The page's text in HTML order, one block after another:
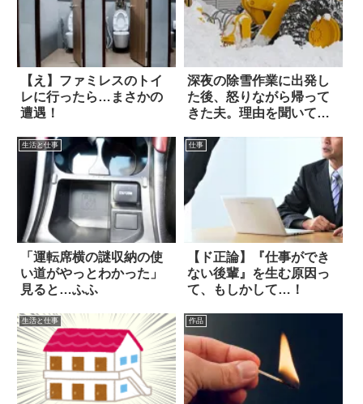
【え】ファミレスのトイ
レに行ったら…まさかの
遭遇！
深夜の除雪作業に出発し
た後、怒りながら帰って
きた夫。理由を聞いて愕
生活と仕事
「運転席横の謎収納の使
い道がやっとわかった」
見ると…ふふ
仕事
【ド正論】『仕事ができ
ない後輩』を生む原因っ
て、もしかして…！
生活と仕事 作品